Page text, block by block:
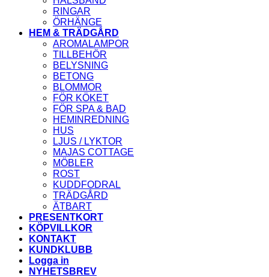
RINGAR
ÖRHÄNGE
HEM & TRÄDGÅRD
AROMALAMPOR
TILLBEHÖR
BELYSNING
BETONG
BLOMMOR
FÖR KÖKET
FÖR SPA & BAD
HEMINREDNING
HUS
LJUS / LYKTOR
MAJAS COTTAGE
MÖBLER
ROST
KUDDFODRAL
TRÄDGÅRD
ÄTBART
PRESENTKORT
KÖPVILLKOR
KONTAKT
KUNDKLUBB
Logga in
NYHETSBREV